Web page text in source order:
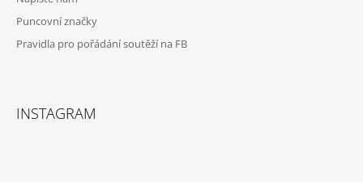
Puncovní značky
Pravidla pro pořádání soutěží na FB
INSTAGRAM